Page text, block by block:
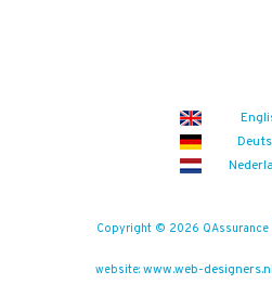
Copyright © 2026 QAssurance
website: www.web-designers.nl